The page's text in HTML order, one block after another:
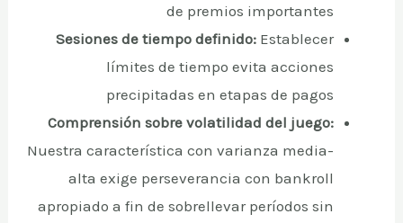
de premios importantes
Sesiones de tiempo definido:Establecer
límites de tiempo evita acciones
precipitadas en etapas de pagos
Comprensión sobre volatilidad del juego:
Nuestra característica con varianza media-
alta exige perseverancia con bankroll
apropiado a fin de sobrellevar períodos sin